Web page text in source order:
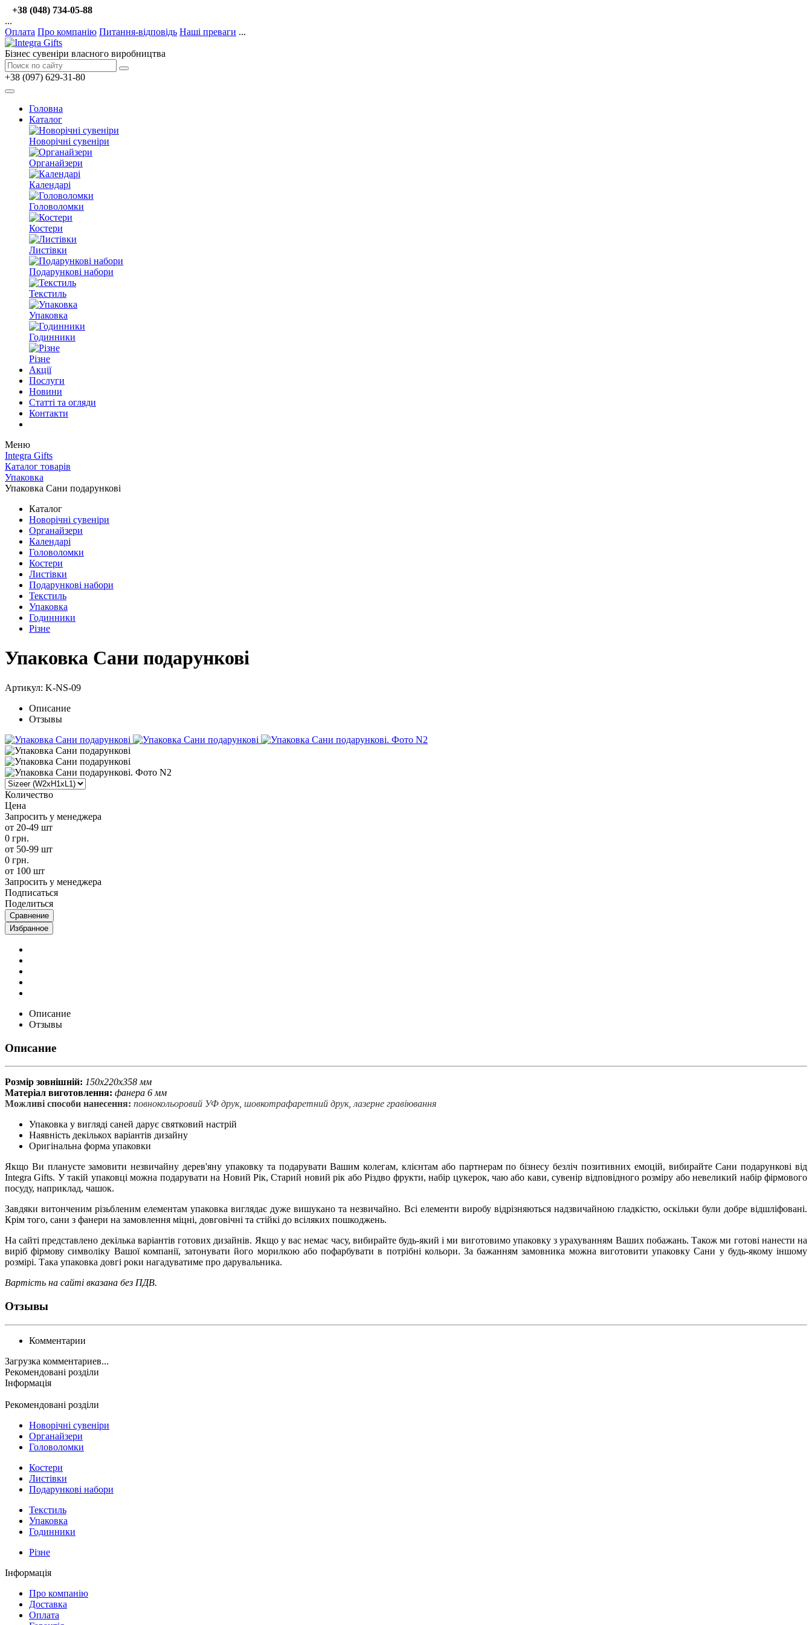
+38 (048) 734-05-88
...
Оплата Про компанію Питання-відповідь Наші преваги ...
Бізнес сувеніри власного виробництва
+38 (097) 629-31-80
Головна
Каталог
Новорічні сувеніри
Органайзери
Календарі
Головоломки
Костери
Листівки
Подарункові набори
Текстиль
Упаковка
Годинники
Різне
Акції
Послуги
Новини
Статті та огляди
Контакти
Меню
Integra Gifts
Каталог товарів
Упаковка
Упаковка Сани подарункові
Каталог
Новорічні сувеніри
Органайзери
Календарі
Головоломки
Костери
Листівки
Подарункові набори
Текстиль
Упаковка
Годинники
Різне
Упаковка Сани подарункові
Артикул: K-NS-09
Описание
Отзывы
Количество
Цена
Запросить у менеджера
от 20-49 шт
0 грн.
от 50-99 шт
0 грн.
от 100 шт
Запросить у менеджера
Подписаться
Поделиться
Сравнение
Избранное
Описание
Отзывы
Описание
Розмір зовнішній: 150х220х358 мм
Матеріал виготовлення: фанера 6 мм
Можливі способи нанесення: повнокольоровий УФ друк, шовкотрафаретний друк, лазерне гравіювання
Упаковка у вигляді саней дарує святковий настрій
Наявність декількох варіантів дизайну
Оригінальна форма упаковки
Якщо Ви плануєте замовити незвичайну дерев'яну упаковку та подарувати Вашим колегам, клієнтам або партнерам по бізнесу безліч позитивних емоцій, вибирайте Сани подарункові від
Integra Gifts. У такій упаковці можна подарувати на Новий Рік, Старий новий рік або Різдво фрукти, набір цукерок, чаю або кави, сувенір відповідного розміру або невеликий набір фірмового
посуду, наприклад, чашок.
Завдяки витонченим різьбленим елементам упаковка виглядає дуже вишукано та незвичайно. Всі елементи виробу відрізняються надзвичайною гладкістю, оскільки були добре відшліфовані.
Крім того, сани з фанери на замовлення міцні, довговічні та стійкі до всіляких пошкоджень.
На сайті представлено декілька варіантів готових дизайнів. Якщо у вас немає часу, вибирайте будь-який і ми виготовимо упаковку з урахуванням Ваших побажань. Також ми готові нанести на
виріб фірмову символіку Вашої компанії, затонувати його морилкою або пофарбувати в потрібні кольори. За бажанням замовника можна виготовити упаковку Сани у будь-якому іншому
розмірі. Така упаковка довгі роки нагадуватиме про дарувальника.
Вартість на сайті вказана без ПДВ.
Отзывы
Комментарии
Загрузка комментариев...
Рекомендовані розділи
Інформація
Рекомендовані розділи
Новорічні сувеніри
Органайзери
Головоломки
Костери
Листівки
Подарункові набори
Текстиль
Упаковка
Годинники
Різне
Інформація
Про компанію
Доставка
Оплата